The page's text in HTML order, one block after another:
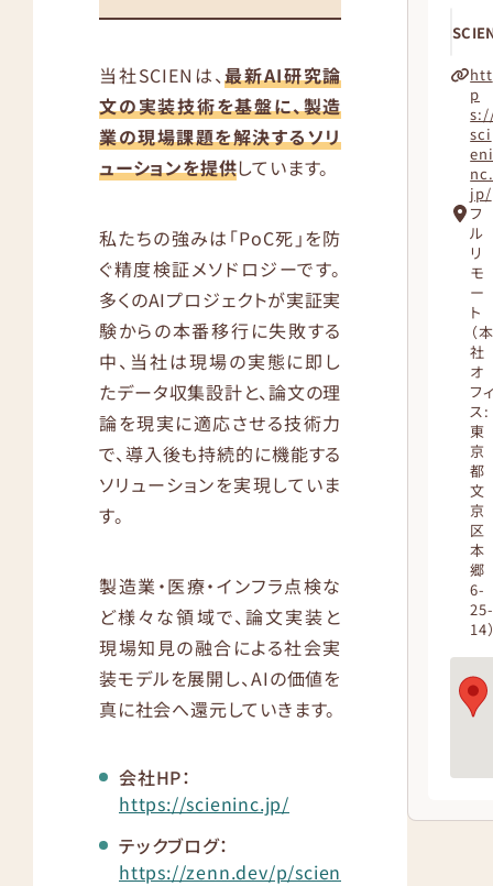
当社SCIENは、最新AI研究論
文の実装技術を基盤に、製造
業の現場課題を解決するソリ
ューションを提供しています。
私たちの強みは「PoC死」を防
ぐ精度検証メソドロジーです。
多くのAIプロジェクトが実証実
験からの本番移行に失敗する
中、当社は現場の実態に即し
たデータ収集設計と、論文の理
論を現実に適応させる技術力
で、導入後も持続的に機能する
ソリューションを実現していま
す。
製造業・医療・インフラ点検な
ど様々な領域で、論文実装と
現場知見の融合による社会実
装モデルを展開し、AIの価値を
真に社会へ還元していきます。
会社HP：
https://scieninc.jp/
テックブログ：
https://zenn.dev/p/scien
htt
p
sci
eni
nc.
jp/
フ
ル
リ
モ
ー
ト
（本
社
オ
フ
ス:
東
京
都
文
京
区
本
郷
6-
25-
14